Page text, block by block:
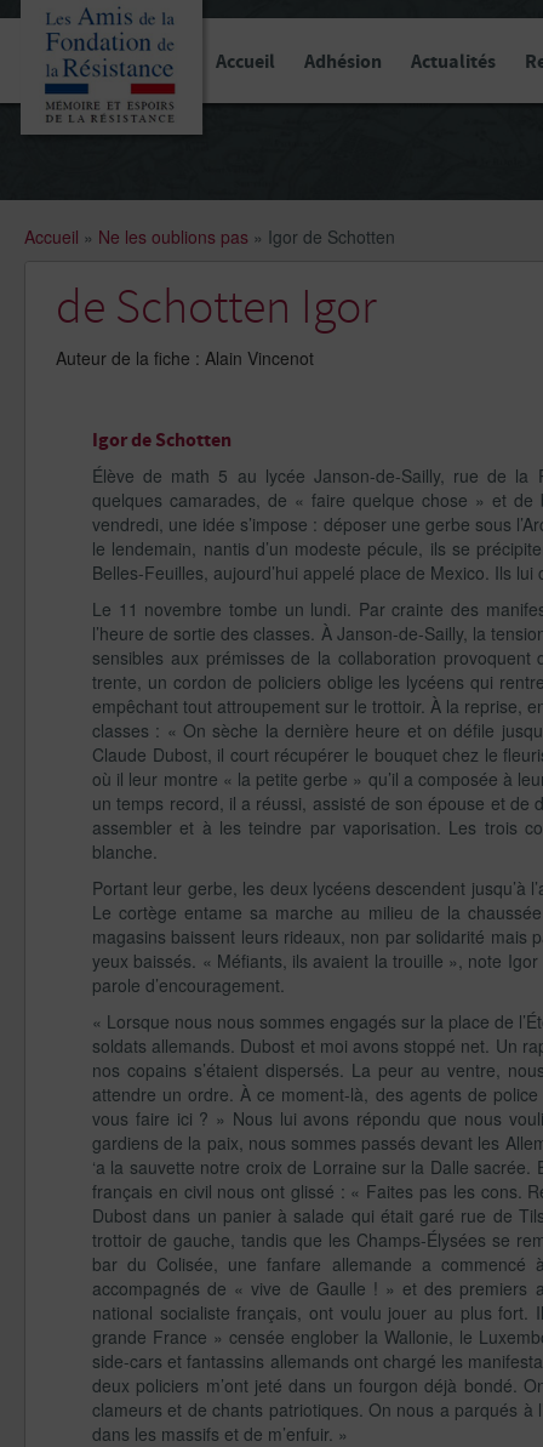
Accueil Adhésion Actualités
Accueil » Ne les oublions pas » Igor de Schotten
de Schotten Igor
Auteur de la fiche : Alain Vincenot
Igor de Schotten
Élève de math 5 au lycée Janson-de-Sailly, rue de la
quelques camarades, de « faire quelque chose » et de
vendredi, une idée s’impose : déposer une gerbe sous
le lendemain, nantis d’un modeste pécule, ils se
Belles-Feuilles, aujourd’hui appelé place de Mexico. Ils
Le 11 novembre tombe un lundi. Par crainte des
l’heure de sortie des classes. À Janson-de-Sailly, la
sensibles aux prémisses de la collaboration
trente, un cordon de policiers oblige les lycéens qui
empêchant tout attroupement sur le trottoir. À la reprise,
classes : « On sèche la dernière heure et on défile
Claude Dubost, il court récupérer le bouquet chez le
où il leur montre « la petite gerbe » qu’il a composée à
un temps record, il a réussi, assisté de son épouse et
assembler et à les teindre par vaporisation. Les trois
blanche.
Portant leur gerbe, les deux lycéens descendent jusqu’à
Le cortège entame sa marche au milieu de la
magasins baissent leurs rideaux, non par solidarité mais
yeux baissés. « Méfiants, ils avaient la trouille », note
parole d’encouragement.
« Lorsque nous nous sommes engagés sur la place de
soldats allemands. Dubost et moi avons stoppé net. Un
nos copains s’étaient dispersés. La peur au ventre,
attendre un ordre. À ce moment-là, des agents de
vous faire ici ? » Nous lui avons répondu que nous
gardiens de la paix, nous sommes passés devant les
‘a la sauvette notre croix de Lorraine sur la Dalle
français en civil nous ont glissé : « Faites pas les cons.
Dubost dans un panier à salade qui était garé rue de
trottoir de gauche, tandis que les Champs-Élysées se
bar du Colisée, une fanfare allemande a
accompagnés de « vive de Gaulle ! » et des premiers
national socialiste français, ont voulu jouer au plus
grande France » censée englober la Wallonie, le
side-cars et fantassins allemands ont chargé les
deux policiers m’ont jeté dans un fourgon déjà bondé.
clameurs et de chants patriotiques. On nous a parqués à
dans les massifs et de m’enfuir. »
Panneau de gestion des cookies